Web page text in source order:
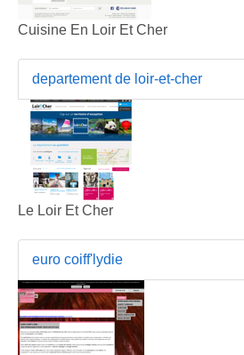
Cuisine En Loir Et Cher
departement de loir-et-cher
Le Loir Et Cher
euro coiff'lydie